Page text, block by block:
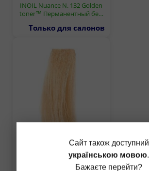
INOIL Nuance N. 132 Golden
toner™ Перманентный бе…
Только для салонов
INOIL Nuance N. 11.21
Lightest blond ash irisee П…
Сайт також доступний
українською мовою.
Бажаєте перейти?